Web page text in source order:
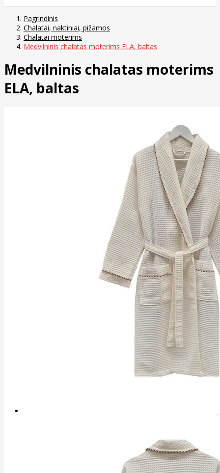
Pagrindinis
Chalatai, naktiniai, pižamos
Chalatai moterims
Medvilninis chalatas moterims ELA, baltas
Medvilninis chalatas moterims
ELA, baltas